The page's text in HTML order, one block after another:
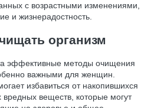
с возрастными изменениями,
и жизнерадостность.
организм
эффективные методы очищения
важными для женщин.
избавиться от накопившихся
вредных веществ, которые могут